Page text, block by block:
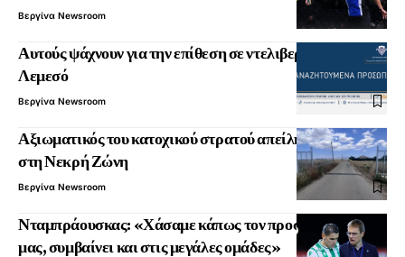
Βεργίνα Newsroom
Αυτούς ψάχνουν για την επίθεση σε ντελιβερά στη
Λεμεσό
Βεργίνα Newsroom
Αξιωματικός του κατοχικού στρατού απείλησε γεωργό
στη Νεκρή Ζώνη
Βεργίνα Newsroom
Νταμπράουσκας: «Χάσαμε κάπως τον προσανατολισμό
μας, συμβαίνει και στις μεγάλες ομάδες»